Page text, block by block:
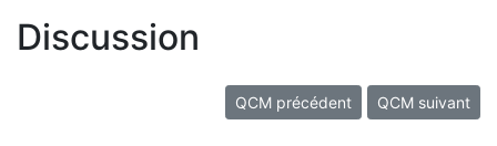
Discussion
QCM précédent QCM suivant